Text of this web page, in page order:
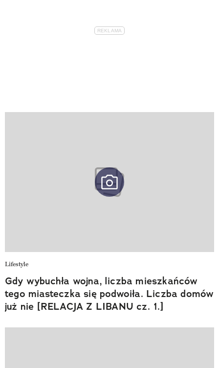
Lifestyle
Gdy wybuchła wojna, liczba mieszkańców
tego miasteczka się podwoiła. Liczba domów
już nie [RELACJA Z LIBANU cz. 1.]